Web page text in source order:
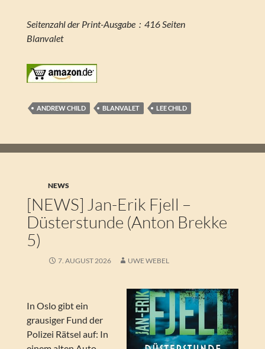
Seitenzahl der Print-Ausgabe ‏ : ‎ 416 Seiten
Blanvalet
ANDREW CHILD BLANVALET LEE CHILD
NEWS
[NEWS] Jan-Erik Fjell –
Düsterstunde (Anton Brekke
5)
7. AUGUST 2026 UWE WEBEL
In Oslo gibt ein
grausiger Fund der
Polizei Rätsel auf: In